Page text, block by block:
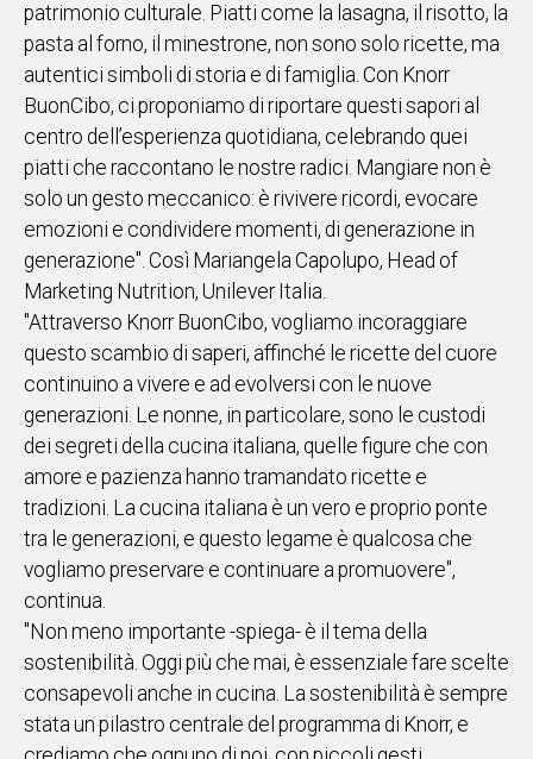
STORIE
VIDEO
Vai
UNISCITI
AL CANALE
WHATSAPP
Social
patrimonio culturale. Piatti come la lasagna, il risotto, la
pasta al forno, il minestrone, non sono solo ricette, ma
autentici simboli di storia e di famiglia. Con Knorr
BuonCibo, ci proponiamo di riportare questi sapori al
centro dell’esperienza quotidiana, celebrando quei
piatti che raccontano le nostre radici. Mangiare non è
solo un gesto meccanico: è rivivere ricordi, evocare
emozioni e condividere momenti, di generazione in
generazione". Così Mariangela Capolupo, Head of
Marketing Nutrition, Unilever Italia.
"Attraverso Knorr BuonCibo, vogliamo incoraggiare
questo scambio di saperi, affinché le ricette del cuore
continuino a vivere e ad evolversi con le nuove
generazioni. Le nonne, in particolare, sono le custodi
dei segreti della cucina italiana, quelle figure che con
amore e pazienza hanno tramandato ricette e
tradizioni. La cucina italiana è un vero e proprio ponte
tra le generazioni, e questo legame è qualcosa che
vogliamo preservare e continuare a promuovere",
continua.
"Non meno importante -spiega- è il tema della
sostenibilità. Oggi più che mai, è essenziale fare scelte
consapevoli anche in cucina. La sostenibilità è sempre
stata un pilastro centrale del programma di Knorr, e